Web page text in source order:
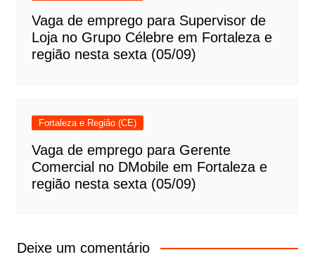
Vaga de emprego para Supervisor de
Loja no Grupo Célebre em Fortaleza e
região nesta sexta (05/09)
Fortaleza e Região (CE)
Vaga de emprego para Gerente
Comercial no DMobile em Fortaleza e
região nesta sexta (05/09)
Deixe um comentário